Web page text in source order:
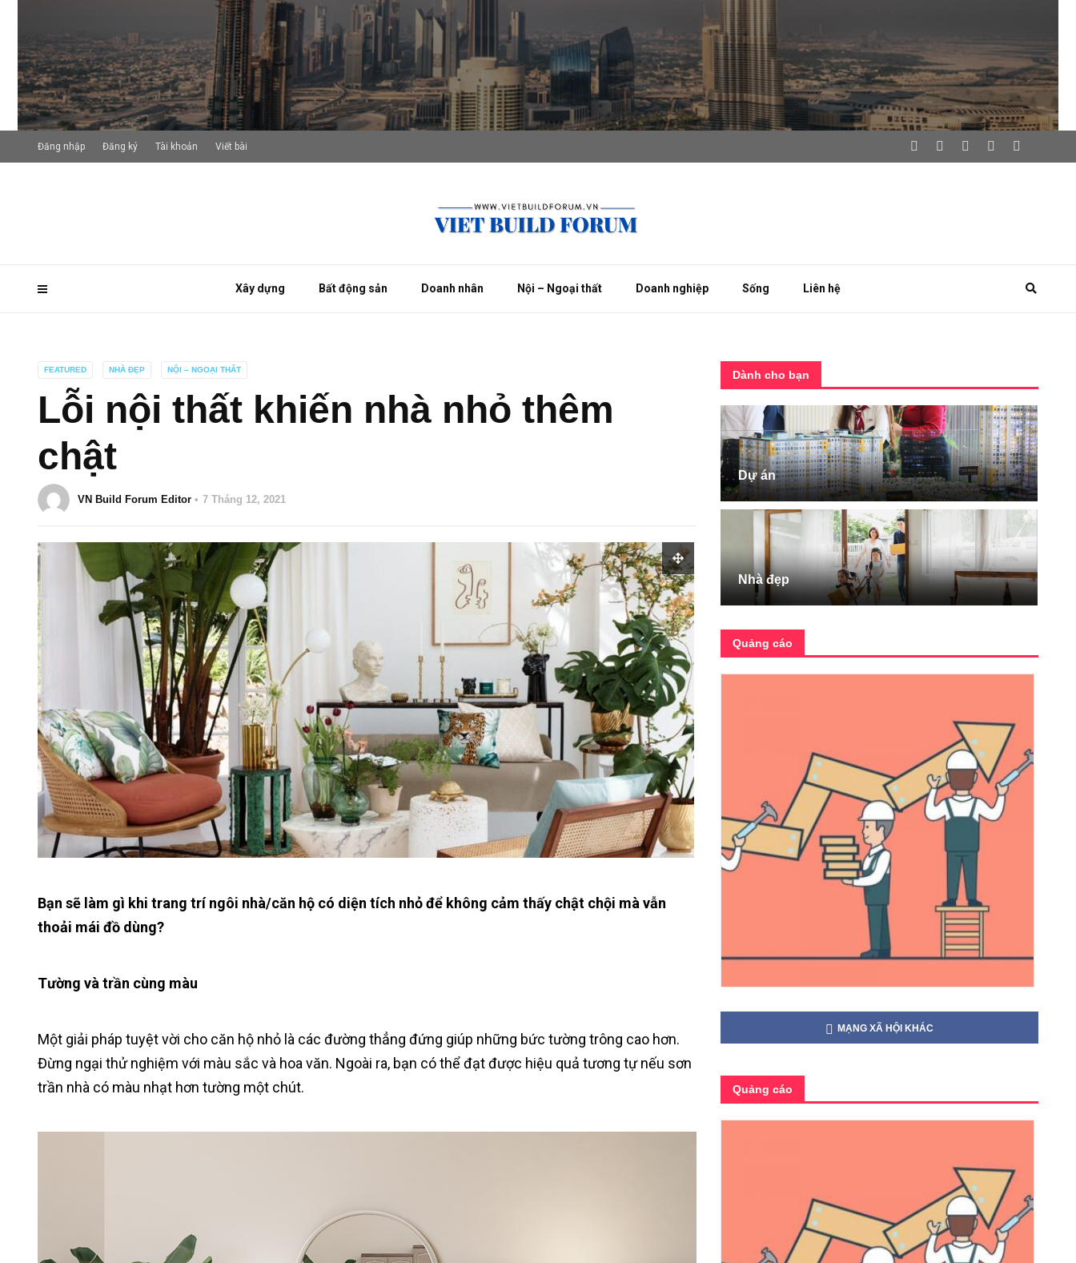
Xây dựng Bất động sản Doanh nhân Nội – Ngoại thất Doanh nghiệp Sống Liên hệ
Đăng nhập Đăng ký Tài khoản Viết bài
FEATURED NHÀ ĐẸP NỘI – NGOẠI THẤT
Lỗi nội thất khiến nhà nhỏ thêm
chật
VN Build Forum Editor 7 Tháng 12, 2021
Bạn sẽ làm gì khi trang trí ngôi nhà/căn hộ có diện tích nhỏ để không cảm thấy chật chội mà vẫn
thoải mái đồ dùng?
Tường và trần cùng màu
Một giải pháp tuyệt vời cho căn hộ nhỏ là các đường thẳng đứng giúp những bức tường trông cao hơn.
Đừng ngại thử nghiệm với màu sắc và hoa văn. Ngoài ra, bạn có thể đạt được hiệu quả tương tự nếu sơn
trần nhà có màu nhạt hơn tường một chút.
Dành cho bạn
Dự án
Nhà đẹp
Quảng cáo
MẠNG XÃ HỘI KHÁC
Quảng cáo